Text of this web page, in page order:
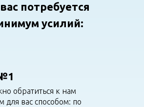
обратиться к нам
для вас способом: по
потребуется
усилий: